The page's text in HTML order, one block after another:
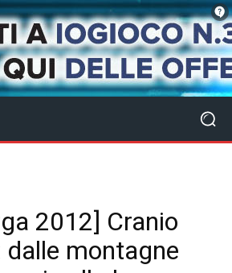
2012] Cranio
dalle montagne